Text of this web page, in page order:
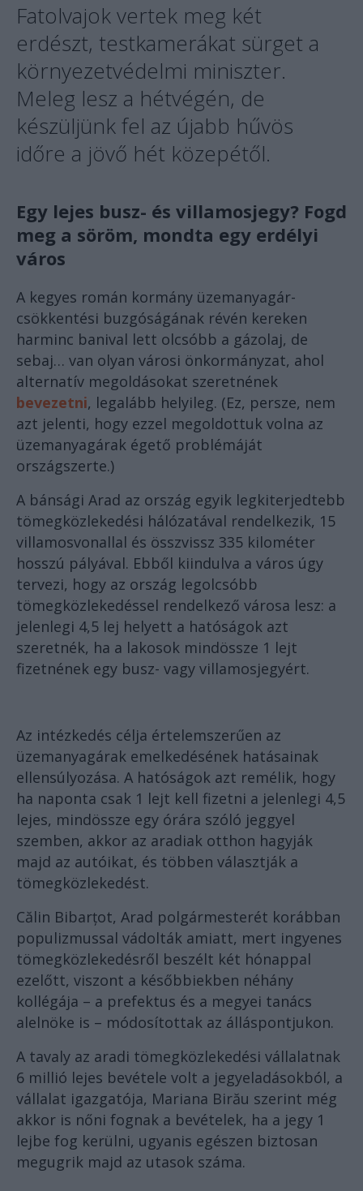
Fatolvajok vertek meg két
erdészt, testkamerákat sürget a
környezetvédelmi miniszter.
Meleg lesz a hétvégén, de
készüljünk fel az újabb hűvös
időre a jövő hét közepétől.
Egy lejes busz- és villamosjegy? Fogd
meg a söröm, mondta egy erdélyi
város
A kegyes román kormány üzemanyagár-
csökkentési buzgóságának révén kereken
harminc banival lett olcsóbb a gázolaj, de
sebaj… van olyan városi önkormányzat, ahol
alternatív megoldásokat szeretnének
bevezetni, legalább helyileg. (Ez, persze, nem
azt jelenti, hogy ezzel megoldottuk volna az
üzemanyagárak égető problémáját
országszerte.)
A bánsági Arad az ország egyik legkiterjedtebb
tömegközlekedési hálózatával rendelkezik, 15
villamosvonallal és összvissz 335 kilométer
hosszú pályával. Ebből kiindulva a város úgy
tervezi, hogy az ország legolcsóbb
tömegközlekedéssel rendelkező városa lesz: a
jelenlegi 4,5 lej helyett a hatóságok azt
szeretnék, ha a lakosok mindössze 1 lejt
fizetnének egy busz- vagy villamosjegyért.
Az intézkedés célja értelemszerűen az
üzemanyagárak emelkedésének hatásainak
ellensúlyozása. A hatóságok azt remélik, hogy
ha naponta csak 1 lejt kell fizetni a jelenlegi 4,5
lejes, mindössze egy órára szóló jeggyel
szemben, akkor az aradiak otthon hagyják
majd az autóikat, és többen választják a
tömegközlekedést.
Călin Bibarțot, Arad polgármesterét korábban
populizmussal vádolták amiatt, mert ingyenes
tömegközlekedésről beszélt két hónappal
ezelőtt, viszont a későbbiekben néhány
kollégája – a prefektus és a megyei tanács
alelnöke is – módosítottak az álláspontjukon.
A tavaly az aradi tömegközlekedési vállalatnak
6 millió lejes bevétele volt a jegyeladásokból, a
vállalat igazgatója, Mariana Birău szerint még
akkor is nőni fognak a bevételek, ha a jegy 1
lejbe fog kerülni, ugyanis egészen biztosan
megugrik majd az utasok száma.